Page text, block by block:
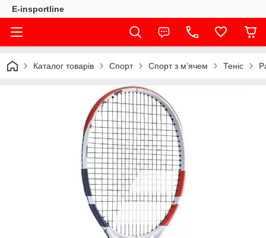
E-insportline
Каталог товарів Спорт Спорт з м’ячем Теніс